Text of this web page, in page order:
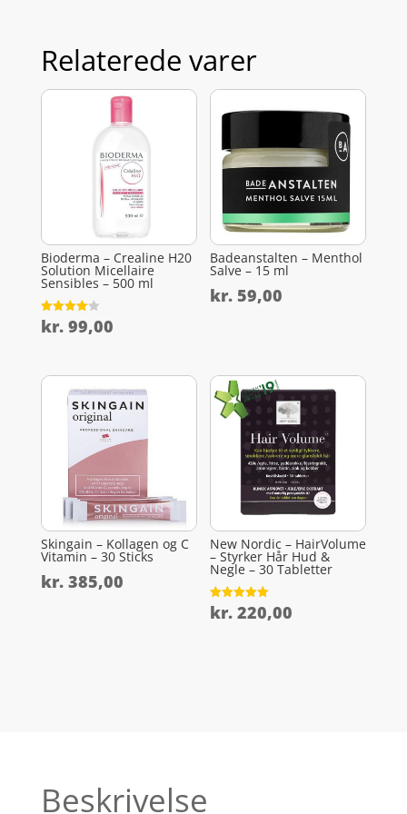
Relaterede varer
Bioderma – Crealine H20
Solution Micellaire
Sensibles – 500 ml
Vurderet
4
kr.99,00
Badeanstalten – Menthol
Salve – 15 ml
kr. 59,00
Skingain – Kollagen og C
Vitamin – 30 Sticks
kr.385,00
New Nordic – HairVolume
– Styrker Hår Hud &
Negle – 30 Tabletter
Vurderet
5
kr. 220,00
Beskrivelse